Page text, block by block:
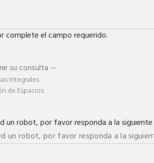
complete el campo requerido.
su consulta —
Integrales
de Espacios
un robot, por favor responda a la